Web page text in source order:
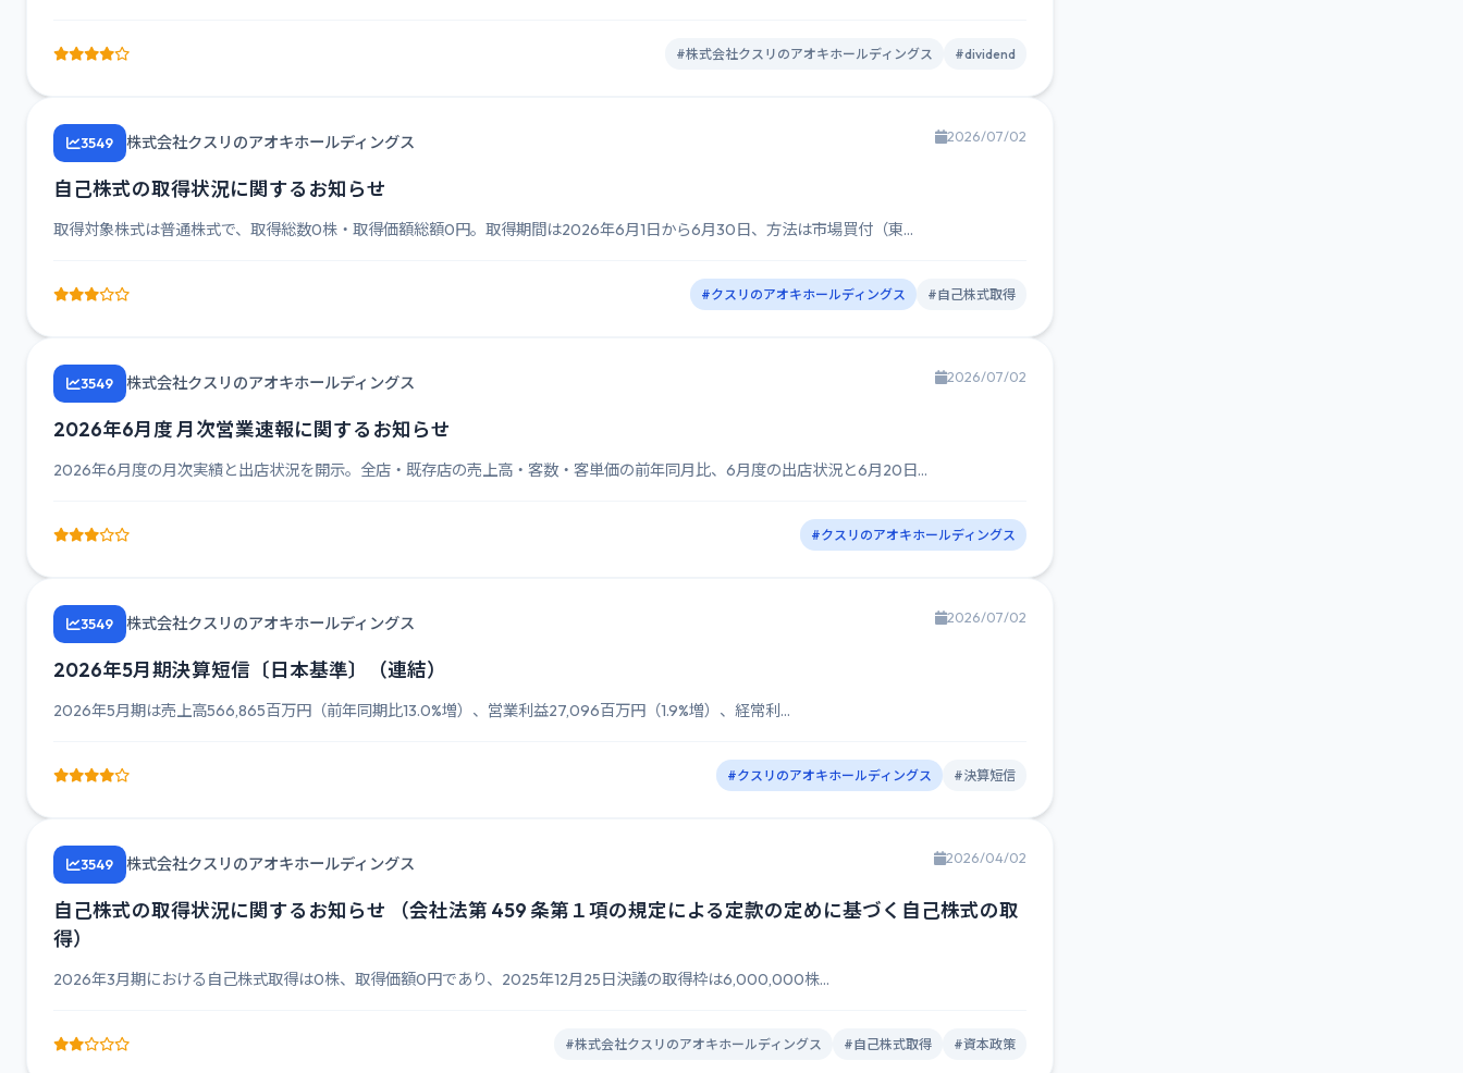
#株式会社クスリのアオキホールディングス #dividend
3549 株式会社クスリのアオキホールディングス 2026/07/02
自己株式の取得状況に関するお知らせ
取得対象株式は普通株式で、取得総数0株・取得価額総額0円。取得期間は2026年6月1日から6月30日、方法は市場買付（東...
#クスリのアオキホールディングス #自己株式取得
3549 株式会社クスリのアオキホールディングス 2026/07/02
2026年6月度 月次営業速報に関するお知らせ
2026年6月度の月次実績と出店状況を開示。全店・既存店の売上高・客数・客単価の前年同月比、6月度の出店状況と6月20日...
#クスリのアオキホールディングス
3549 株式会社クスリのアオキホールディングス 2026/07/02
2026年5月期決算短信〔日本基準〕（連結）
2026年5月期は売上高566,865百万円（前年同期比13.0%増）、営業利益27,096百万円（1.9%増）、経常利...
#クスリのアオキホールディングス #決算短信
3549 株式会社クスリのアオキホールディングス 2026/04/02
自己株式の取得状況に関するお知らせ （会社法第 459 条第１項の規定による定款の定めに基づく自己株式の取
得）
2026年3月期における自己株式取得は0株、取得価額0円であり、2025年12月25日決議の取得枠は6,000,000株...
#株式会社クスリのアオキホールディングス #自己株式取得 #資本政策